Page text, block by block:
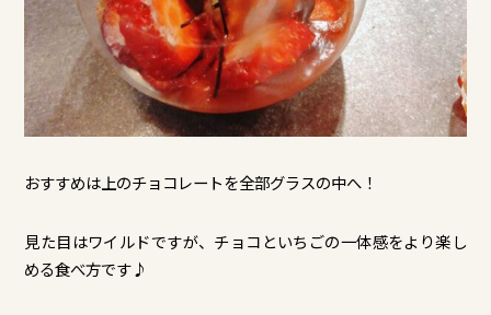
おすすめは上のチョコレートを全部グラスの中へ！
見た目はワイルドですが、チョコといちごの一体感をより楽し
める食べ方です♪